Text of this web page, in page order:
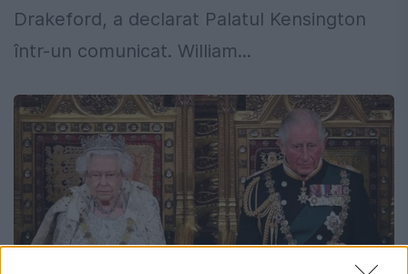
Drakeford, a declarat Palatul Kensington
într-un comunicat. William...